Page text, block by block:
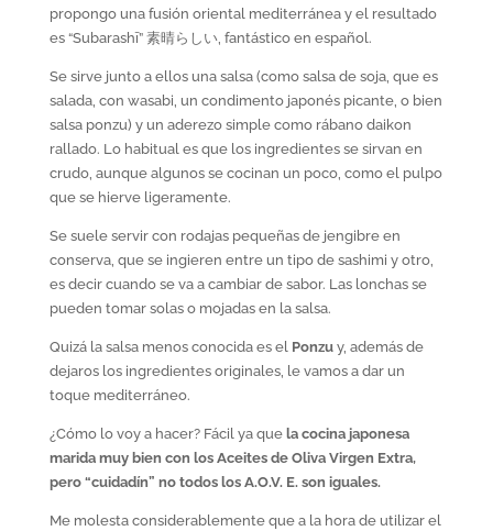
propongo una fusión oriental mediterránea y el resultado
es “Subarashī” 素晴らしい, fantástico en español.
Se sirve junto a ellos una salsa (como salsa de soja, que es
salada, con wasabi, un condimento japonés picante, o bien
salsa ponzu) y un aderezo simple como rábano daikon
rallado. Lo habitual es que los ingredientes se sirvan en
crudo, aunque algunos se cocinan un poco, como el pulpo
que se hierve ligeramente.
Se suele servir con rodajas pequeñas de jengibre en
conserva, que se ingieren entre un tipo de sashimi y otro,
es decir cuando se va a cambiar de sabor. Las lonchas se
pueden tomar solas o mojadas en la salsa.
Quizá la salsa menos conocida es el Ponzuy, además de
dejaros los ingredientes originales, le vamos a dar un
toque mediterráneo.
¿Cómo lo voy a hacer? Fácil ya quela cocina japonesa
marida muy bien con los Aceites de Oliva Virgen Extra,
pero “cuidadín” no todos los A.O.V. E. son iguales.
Me molesta considerablemente que a la hora de utilizar el